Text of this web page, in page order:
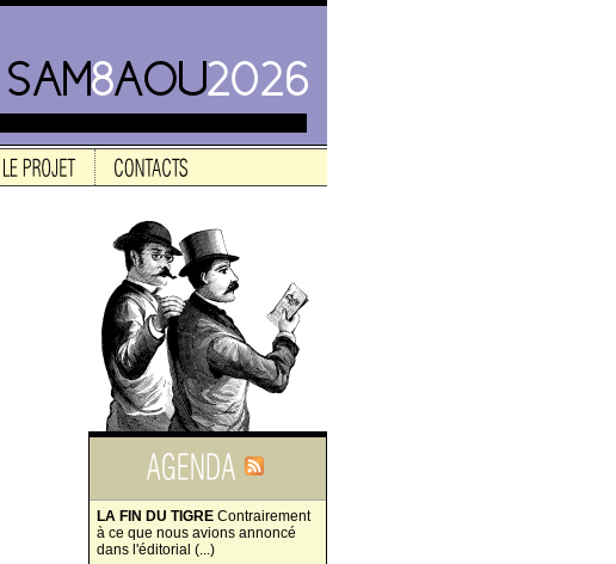
LA FIN DU TIGRE Contrairement
à ce que nous avions annoncé
dans l'éditorial (...)